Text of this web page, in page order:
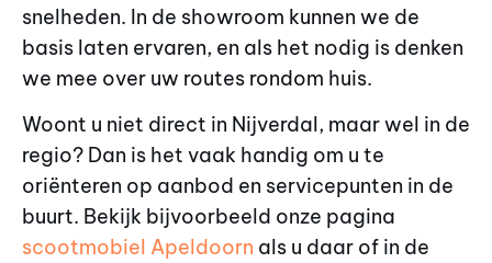
snelheden. In de showroom kunnen we de
basis laten ervaren, en als het nodig is denken
we mee over uw routes rondom huis.
Woont u niet direct in Nijverdal, maar wel in de
regio? Dan is het vaak handig om u te
oriënteren op aanbod en servicepunten in de
buurt. Bekijk bijvoorbeeld onze pagina
scootmobiel Apeldoorn als u daar of in de